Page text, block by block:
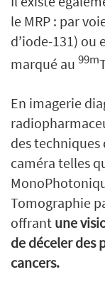
le MRP : par
d’iode-131)
marqué au 99m
En imagerie
des techniques
caméra telles
Tomographie
offrant une
de déceler des
cancers.